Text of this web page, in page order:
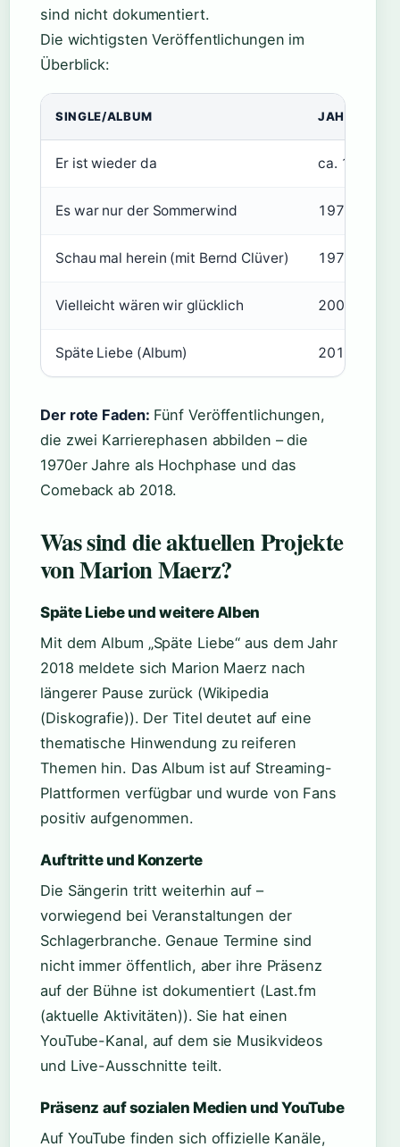
sind nicht dokumentiert.
Die wichtigsten Veröffentlichungen im
Überblick:
SINGLE/ALBUM JAHR
Er ist wieder da ca. 1974
Es war nur der Sommerwind 1978
Schau mal herein (mit Bernd Clüver) 1979
Vielleicht wären wir glücklich 2000
Späte Liebe (Album) 2018
Der rote Faden: Fünf Veröffentlichungen,
die zwei Karrierephasen abbilden – die
1970er Jahre als Hochphase und das
Comeback ab 2018.
Was sind die aktuellen Projekte
von Marion Maerz?
Späte Liebe und weitere Alben
Mit dem Album „Späte Liebe“ aus dem Jahr
2018 meldete sich Marion Maerz nach
längerer Pause zurück (Wikipedia
(Diskografie)). Der Titel deutet auf eine
thematische Hinwendung zu reiferen
Themen hin. Das Album ist auf Streaming-
Plattformen verfügbar und wurde von Fans
positiv aufgenommen.
Auftritte und Konzerte
Die Sängerin tritt weiterhin auf –
vorwiegend bei Veranstaltungen der
Schlagerbranche. Genaue Termine sind
nicht immer öffentlich, aber ihre Präsenz
auf der Bühne ist dokumentiert (Last.fm
(aktuelle Aktivitäten)). Sie hat einen
YouTube-Kanal, auf dem sie Musikvideos
und Live-Ausschnitte teilt.
Präsenz auf sozialen Medien und YouTube
Auf YouTube finden sich offizielle Kanäle,